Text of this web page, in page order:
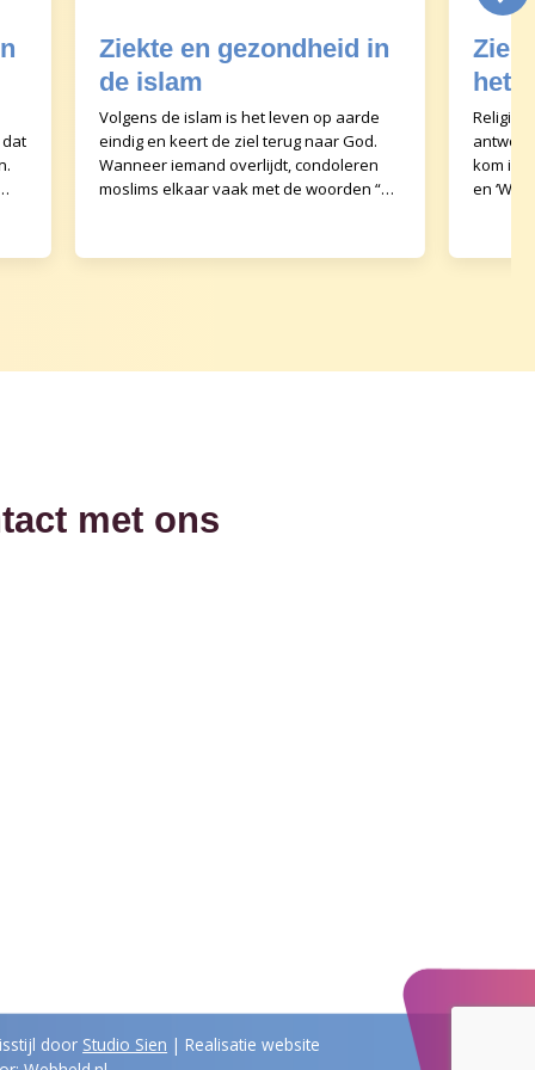
Ziekte en gezondheid in
de islam
Volgens de islam is het leven op aarde
eindig en keert de ziel terug naar God.
Wanneer iemand overlijdt, condoleren
moslims elkaar vaak met de woorden “wij
het
kom ik
en
met ons
door Studio Sien | Realisatie website